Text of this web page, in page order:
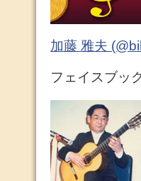
加藤 雅夫
フェイスブッ